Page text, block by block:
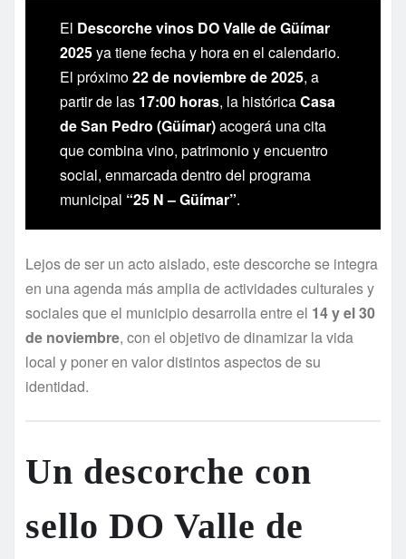
El Descorche vinos DO Valle de Güímar
2025ya tiene fecha y hora en el calendario.
El próximo22 de noviembre de 2025, a
partir de las 17:00 horas, la históricaCasa
de San Pedro (Güímar)acogerá una cita
que combina vino, patrimonio y encuentro
social, enmarcada dentro del programa
municipal “25 N – Güímar”.
Lejos de ser un acto aislado, este descorche se integra
en una agenda más amplia de actividades culturales y
sociales que el municipio desarrolla entre el 14 y el 30
de noviembre, con el objetivo de dinamizar la vida
local y poner en valor distintos aspectos de su
identidad.
Un descorche con
sello DO Valle de